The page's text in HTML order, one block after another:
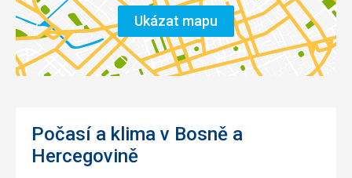
Ukázat mapu
Počasí a klima v Bosně a
Hercegovině